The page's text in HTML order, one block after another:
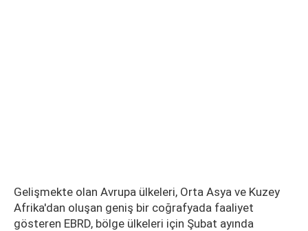
Gelişmekte olan Avrupa ülkeleri, Orta Asya ve Kuzey
Afrika'dan oluşan geniş bir coğrafyada faaliyet
gösteren EBRD, bölge ülkeleri için Şubat ayında